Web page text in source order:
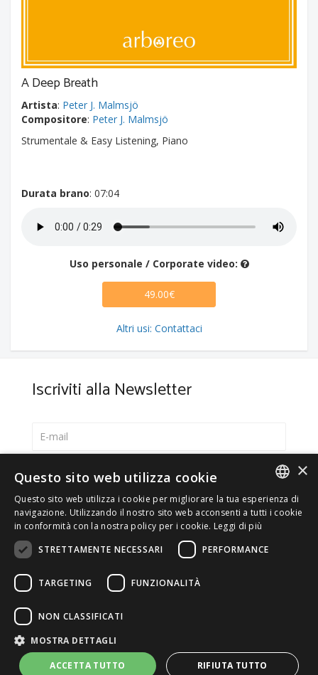
A Deep Breath
Artista: Peter J. Malmsjö
Compositore: Peter J. Malmsjö
Strumentale & Easy Listening, Piano
Durata brano: 07:04
Uso personale / Corporate video:
49.00€
Altri usi: Contattaci
Iscriviti alla Newsletter
Italiano
English
Accetto laPrivacy Policy
© 2026 ERGA srl - P.IVA 11173870152 | HALIDON srl -
P.IVA 12885130158 - Licenza SIAE n. 2262/I/1528 -
3020/I/1528 - n. 8064 -
Privacy e cookies-Dettagli licenza-
Contatti- by Italia Multimedia Web Agency Milano
ITALIAN
×
Questo sito web utilizza cookie
Questo sito web utilizza i cookie per migliorare la tua esperienza di
navigazione. Utilizzando il nostro sito web acconsenti a tutti i cookie
in conformità con la nostra policy per i cookie. Leggi di più
STRETTAMENTE NECESSARI
PERFORMANCE
TARGETING FUNZIONALITÀ
NON CLASSIFICATI
MOSTRA DETTAGLI
ACCETTA TUTTO RIFIUTA TUTTO